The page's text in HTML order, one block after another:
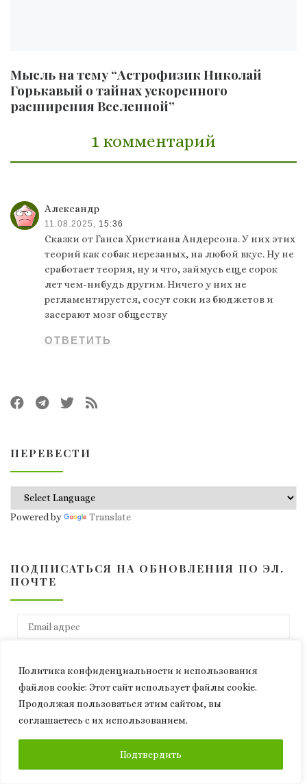
Политика конфиденциальности и использования
файлов сookie: Этот сайт использует файлы cookie.
Продолжая пользоваться этим сайтом, вы
соглашаетесь с их использованием.
Подтвердить
Мысль на тему “Астрофизик Николай
Горькавый о тайнах ускоренного
расширения Вселенной”
1 комментарий
Александр
11.08.2025, 15:36
Сказки от Ганса Христиана Андерсона. У них этих
теорий как собак нерезаных, на любой вкус. Ну не
сработает теория, ну и что, займусь еще сорок
лет чем-нибудь другим. Ничего у них не
регламентируется, сосут соки из бюджетов и
засерают мозг обществу
ОТВЕТИТЬ
ПЕРЕВЕСТИ
Powered by Translate
ПОДПИСАТЬСЯ НА ОБНОВЛЕНИЯ ПО ЭЛ.
ПОЧТЕ
ПОДПИСАТЬСЯ
СВЕЖИЕ ЗАПИСИ
ЧЕЛОВЕК У РУБИЛЬНИКА. Техноутопия Илона Маска и цена